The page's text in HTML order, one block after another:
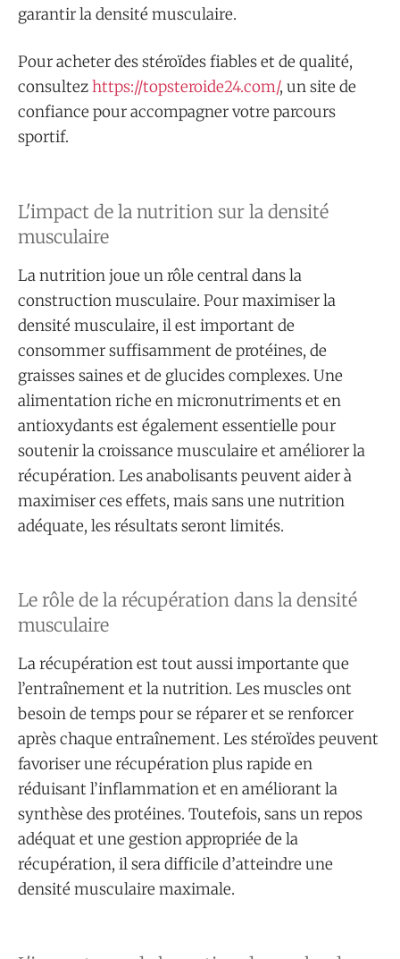
garantir la densité musculaire.
Pour acheter des stéroïdes fiables et de qualité,
consultezhttps://topsteroide24.com/, un site de
confiance pour accompagner votre parcours
sportif.
L'impact de la nutrition sur la densité
musculaire
La nutrition joue un rôle central dans la
construction musculaire. Pour maximiser la
densité musculaire, il est important de
consommer suffisamment de protéines, de
graisses saines et de glucides complexes. Une
alimentation riche en micronutriments et en
antioxydants est également essentielle pour
soutenir la croissance musculaire et améliorer la
récupération. Les anabolisants peuvent aider à
maximiser ces effets, mais sans une nutrition
adéquate, les résultats seront limités.
Le rôle de la récupération dans la densité
musculaire
La récupération est tout aussi importante que
l’entraînement et la nutrition. Les muscles ont
besoin de temps pour se réparer et se renforcer
après chaque entraînement. Les stéroïdes peuvent
favoriser une récupération plus rapide en
réduisant l’inflammation et en améliorant la
synthèse des protéines. Toutefois, sans un repos
adéquat et une gestion appropriée de la
récupération, il sera difficile d’atteindre une
densité musculaire maximale.